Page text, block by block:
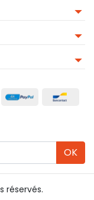
OK
réservés.